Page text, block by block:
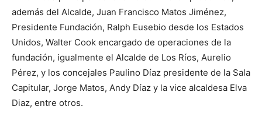
además del Alcalde, Juan Francisco Matos Jiménez,
Presidente Fundación, Ralph Eusebio desde los Estados
Unidos, Walter Cook encargado de operaciones de la
fundación, igualmente el Alcalde de Los Ríos, Aurelio
Pérez, y los concejales Paulino Díaz presidente de la Sala
Capitular, Jorge Matos, Andy Díaz y la vice alcaldesa Elva
Diaz, entre otros.